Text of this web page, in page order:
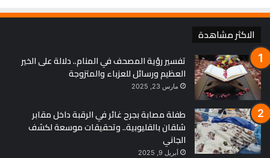
الاكثر مشاهدة
تفسير رؤية المصحف في المنام.. دلالة على الخير
العظيم ورسائل للعزباء والمتزوجة
مارس 23, 2025
طفلة مصابة بجرح غائر في الرقبة داخل مقابر
شلقان بالقليوبية.. وتحقيقات موسعة لكشف
الجاني
أبريل 9, 2025